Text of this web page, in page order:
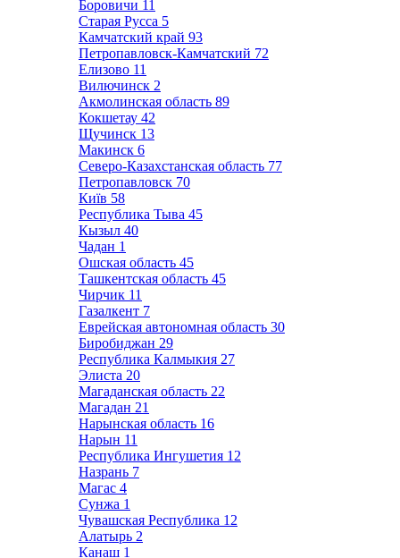
Боровичи 11
Старая Русса 5
Камчатский край 93
Петропавловск-Камчатский 72
Елизово 11
Вилючинск 2
Акмолинская область 89
Кокшетау 42
Щучинск 13
Макинск 6
Северо-Казахстанская область 77
Петропавловск 70
Київ 58
Республика Тыва 45
Кызыл 40
Чадан 1
Ошская область 45
Ташкентская область 45
Чирчик 11
Газалкент 7
Еврейская автономная область 30
Биробиджан 29
Республика Калмыкия 27
Элиста 20
Магаданская область 22
Магадан 21
Нарынская область 16
Нарын 11
Республика Ингушетия 12
Назрань 7
Магас 4
Сунжа 1
Чувашская Республика 12
Алатырь 2
Канаш 1